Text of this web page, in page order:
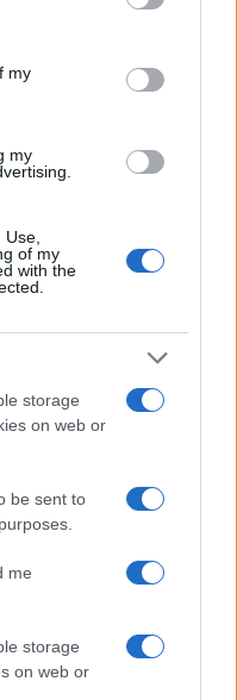
its third-party tags to
in below Google
my
my
of my
with the
storage
on web or
be sent to
me
storage
on web or
por fraude de 621